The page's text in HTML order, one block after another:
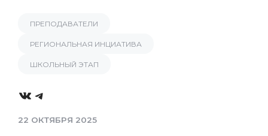
ПРЕПОДАВАТЕЛИ
РЕГИОНАЛЬНАЯ ИНЦИАТИВА
ШКОЛЬНЫЙ ЭТАП
VKTelegram
22 ОКТЯБРЯ 2025